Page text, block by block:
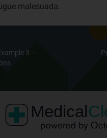
malesuada.
3 –
einfach lesbar und
Begriffe:
Daten sind alle
(im Folgenden "betroffene
wird eine natürliche